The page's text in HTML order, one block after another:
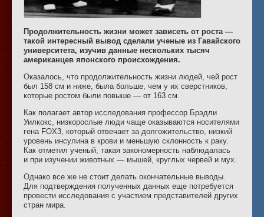
Продолжительность жизни может зависеть от роста —
такой интересный вывод сделали ученые из Гавайского
университета, изучив данные нескольких тысяч
американцев японского происхождения.
Оказалось, что продолжительность жизни людей, чей рост
был 158 см и ниже, была больше, чем у их сверстников,
которые ростом были повыше — от 163 см.
Как полагает автор исследования профессор Брэдли
Уилкокс, низкорослые люди чаще оказываются носителями
гена FOX3, который отвечает за долгожительство, низкий
уровень инсулина в крови и меньшую склонность к раку.
Как отметил ученый, такая закономерность наблюдалась
и при изучении животных — мышей, круглых червей и мух.
Однако все же не стоит делать окончательные выводы.
Для подтверждения полученных данных еще потребуется
провести исследования с участием представителей других
стран мира.